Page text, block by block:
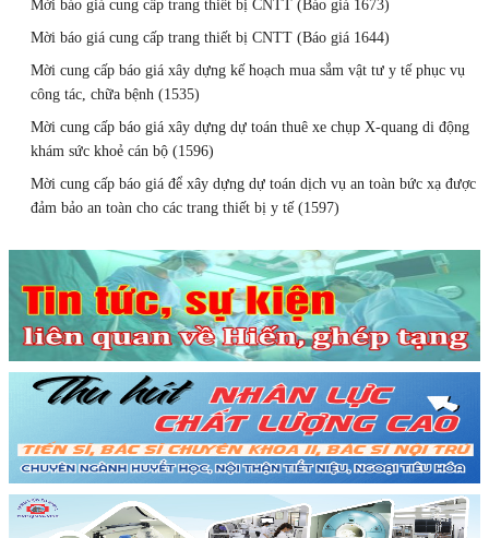
Mời báo giá cung cấp trang thiết bị CNTT (Báo giá 1673)
Mời báo giá cung cấp trang thiết bị CNTT (Báo giá 1644)
Mời cung cấp báo giá xây dựng kế hoạch mua sắm vật tư y tế phục vụ
công tác, chữa bệnh (1535)
Mời cung cấp báo giá xây dựng dự toán thuê xe chụp X-quang di động
khám sức khoẻ cán bộ (1596)
Mời cung cấp báo giá để xây dựng dự toán dịch vụ an toàn bức xạ được
đảm bảo an toàn cho các trang thiết bị y tế (1597)